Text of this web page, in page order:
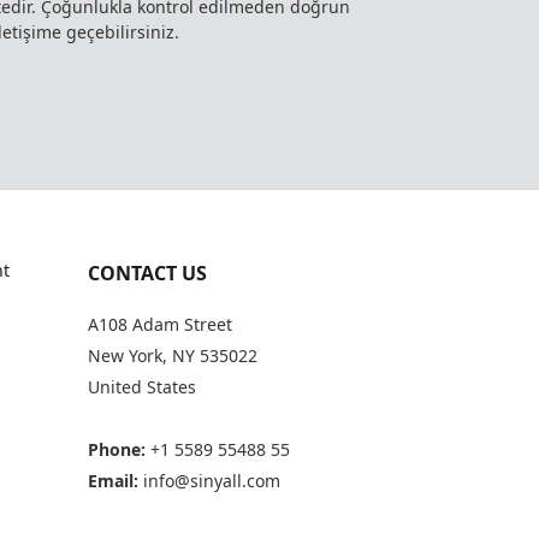
Çoğunlukla kontrol edilmeden doğrun
geçebilirsiniz.
CONTACT US
A108 Adam Street
New York, NY 535022
United States
Phone: +1 5589 55488 55
Email: info@sinyall.com